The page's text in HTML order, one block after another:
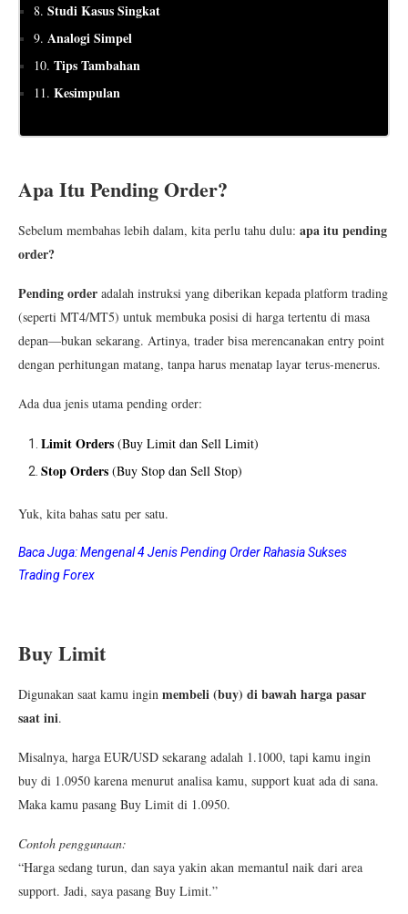
8. Studi Kasus Singkat
9. Analogi Simpel
10. Tips Tambahan
11. Kesimpulan
Apa Itu Pending Order?
Sebelum membahas lebih dalam, kita perlu tahu dulu: apa itu pending
order?
Pending order adalah instruksi yang diberikan kepada platform trading
(seperti MT4/MT5) untuk membuka posisi di harga tertentu di masa
depan—bukan sekarang. Artinya, trader bisa merencanakan entry point
dengan perhitungan matang, tanpa harus menatap layar terus-menerus.
Ada dua jenis utama pending order:
Limit Orders (Buy Limit dan Sell Limit)
Stop Orders (Buy Stop dan Sell Stop)
Yuk, kita bahas satu per satu.
Baca Juga:Mengenal 4 Jenis Pending Order Rahasia Sukses
Trading Forex
Buy Limit
Digunakan saat kamu ingin membeli (buy) di bawah harga pasar
saat ini.
Misalnya, harga EUR/USD sekarang adalah 1.1000, tapi kamu ingin
buy di 1.0950 karena menurut analisa kamu, support kuat ada di sana.
Maka kamu pasang Buy Limit di 1.0950.
Contoh penggunaan:
“Harga sedang turun, dan saya yakin akan memantul naik dari area
support. Jadi, saya pasang Buy Limit.”